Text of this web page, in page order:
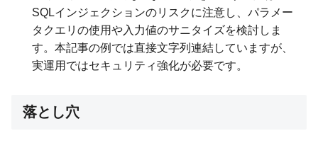
SQLインジェクションのリスクに注意し、パラメー
タクエリの使用や入力値のサニタイズを検討しま
す。本記事の例では直接文字列連結していますが、
実運用ではセキュリティ強化が必要です。
落とし穴